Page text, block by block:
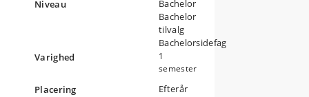
Niveau
Bachelor
Bachelor
tilvalg
Bachelorsidefag
Varighed
1
semester
Placering
Efterår